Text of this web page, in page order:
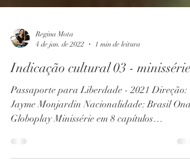
4 de jan. de 2022
1 min de leitura
Indicação cultural 03 - minissérie
Passaporte para Liberdade - 2021 Direção:
Globoplay Minissérie em 8 capítulos
Impecável...